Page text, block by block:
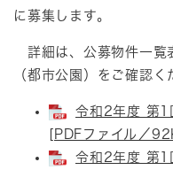
に募集します。
詳細は、公募物件一覧
（都市公園）をご確認く
令和2年度 第1
[PDFファイル／
令和2年度 第1